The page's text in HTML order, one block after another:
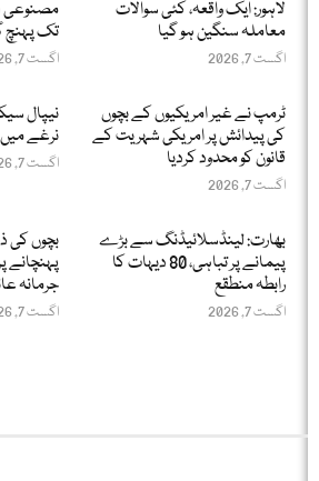
لاہور: ایک واقعہ، کئی سوالات
معاملہ سنگین ہو گیا
اگست 7, 2026
مصنوعی
تک پہنچ
اگست 7, 2026
ٹرمپ نے غیر امریکیوں کے بچوں
کی پیدائش پر امریکی شہریت کے
قانون کو محدود کردیا
اگست 7, 2026
نیپال
نرغے میں
اگست 7, 2026
بھارت: لینڈسلائیڈنگ سے بڑے
پیمانے پر تباہی، 80 دیہات کا
رابطہ منطقع
اگست 7, 2026
بچوں کی
جرمانہ
اگست 7, 2026